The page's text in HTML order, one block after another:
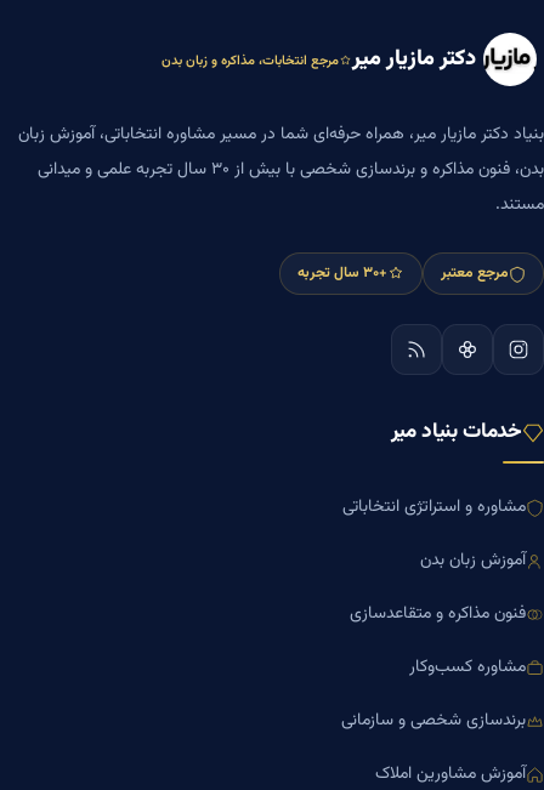
دکتر مازیار میر مرجع انتخابات، مذاکره و زبان بدن
بنیاد دکتر مازیار میر، همراه حرفه‌ای شما در مسیر مشاوره انتخاباتی، آموزش زبان
بدن، فنون مذاکره و برندسازی شخصی با بیش از ۳۰ سال تجربه علمی و میدانی
مستند.
مرجع معتبر +۳۰ سال تجربه
خدمات بنیاد میر
مشاوره و استراتژی انتخاباتی
آموزش زبان بدن
فنون مذاکره و متقاعدسازی
مشاوره کسب‌وکار
برندسازی شخصی و سازمانی
آموزش مشاورین املاک